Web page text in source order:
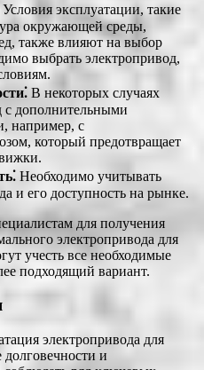
Условия эксплуатации, такие
окружающей среды,
также влияют на выбор
выбрать электропривод,
В некоторых случаях
с дополнительными
например, с
который предотвращает
Необходимо учитывать
и его доступность на рынке.
для получения
электропривода для
учесть все необходимые
подходящий вариант.
электропривода для
и